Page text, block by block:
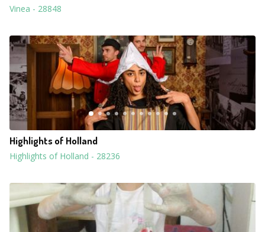
Vinea - 28848
Highlights of Holland
Highlights of Holland - 28236